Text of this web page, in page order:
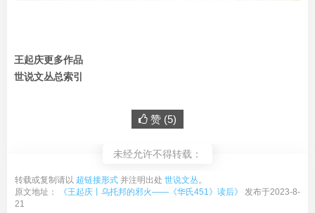
王起庆更多作品
世说文丛总索引
赞 (5)
未经允许不得转载：
转载或复制请以 超链接形式 并注明出处 世说文丛。
原文地址：
《王起庆丨乌托邦的邪火——《华氏451》读后》
发布于2023-8-
21